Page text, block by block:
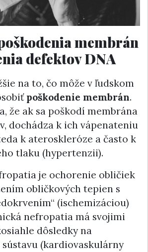
membrán
defektov DNA
na to, čo môže v ľudskom
poškodenie membrán.
že ak sa poškodí membrána
dochádza k ich vápenateniu
k ateroskleróze a často k
tlaku (hypertenzii).
je ochorenie obličiek
obličkových tepien s
(ischemizáciou)
nefropatia má svojimi
dôsledky na
(kardiovaskulárny